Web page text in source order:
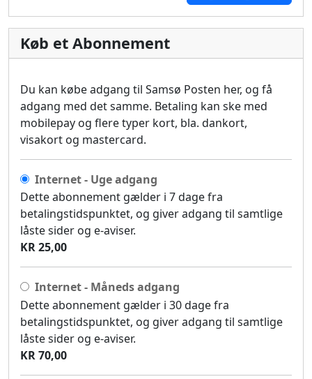
Køb et Abonnement
Du kan købe adgang til Samsø Posten her, og få
adgang med det samme. Betaling kan ske med
mobilepay og flere typer kort, bla. dankort,
visakort og mastercard.
Internet - Uge adgang
Dette abonnement gælder i 7 dage fra
betalingstidspunktet, og giver adgang til samtlige
låste sider og e-aviser.
KR 25,00
Internet - Måneds adgang
Dette abonnement gælder i 30 dage fra
betalingstidspunktet, og giver adgang til samtlige
låste sider og e-aviser.
KR 70,00